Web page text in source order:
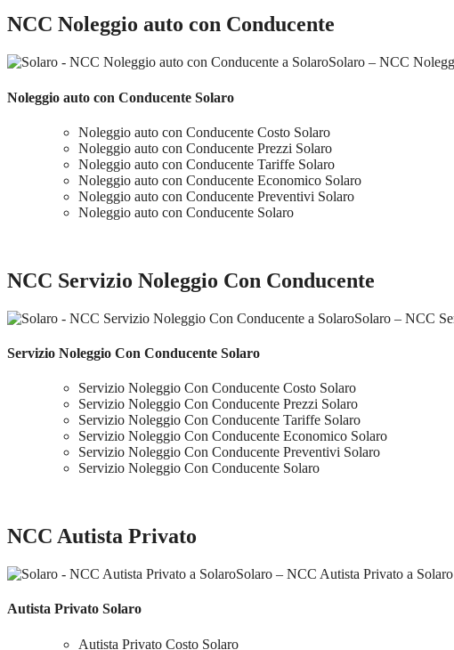
NCC Noleggio auto con Conducente
Solaro – NCC
Noleggio auto con Conducente Solaro
Noleggio auto con Conducente Costo Solaro
Noleggio auto con Conducente Prezzi Solaro
Noleggio auto con Conducente Tariffe Solaro
Noleggio auto con Conducente Economico Solaro
Noleggio auto con Conducente Preventivi Solaro
Noleggio auto con Conducente Solaro
NCC Servizio Noleggio Con Conducente
Solaro – NCC
Servizio Noleggio Con Conducente Solaro
Servizio Noleggio Con Conducente Costo Solaro
Servizio Noleggio Con Conducente Prezzi Solaro
Servizio Noleggio Con Conducente Tariffe Solaro
Servizio Noleggio Con Conducente Economico Solaro
Servizio Noleggio Con Conducente Preventivi Solaro
Servizio Noleggio Con Conducente Solaro
NCC Autista Privato
Solaro – NCC Autista Privato a Solaro
Autista Privato Solaro
Autista Privato Costo Solaro